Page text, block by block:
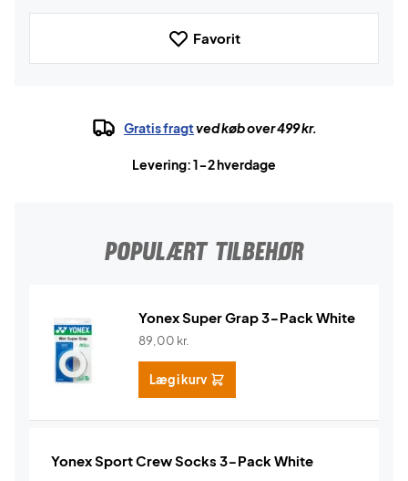
Favorit
Gratis fragtved køb over 499 kr.
Levering: 1-2 hverdage
POPULÆRT TILBEHØR
Yonex Super Grap 3-Pack White
89,00 kr.
Læg i kurv
Yonex Sport Crew Socks 3-Pack White